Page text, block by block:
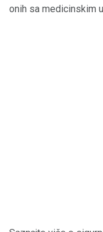
onih sa medicinskim